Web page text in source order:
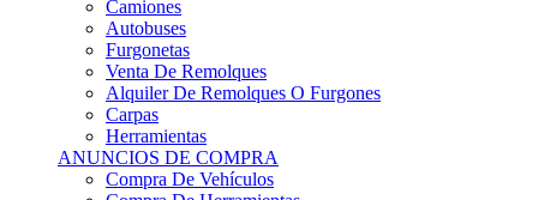
Furgonetas
Venta De Remolques
Alquiler De Remolques O Furgones
Carpas
Herramientas
ANUNCIOS DE COMPRA
Compra De Vehículos
Compra De Herramientas